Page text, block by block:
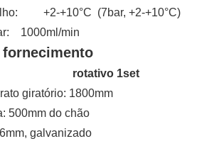
+2-+10°C (7bar, +2-+10°C)
1000ml/min
rotativo 1set
giratório: 1800mm
500mm do chão
galvanizado